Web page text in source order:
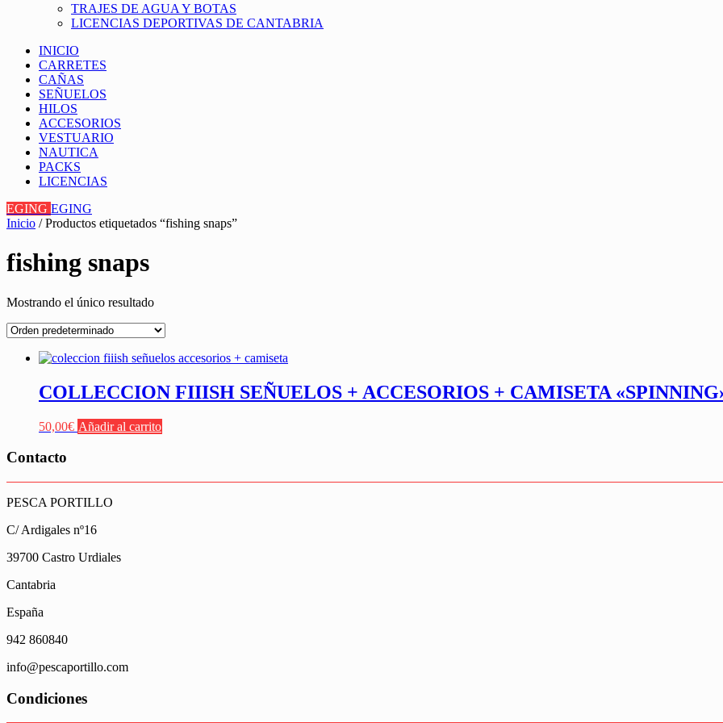
TRAJES DE AGUA Y BOTAS
LICENCIAS DEPORTIVAS DE CANTABRIA
INICIO
CARRETES
CAÑAS
SEÑUELOS
HILOS
ACCESORIOS
VESTUARIO
NAUTICA
PACKS
LICENCIAS
EGING EGING
Inicio / Productos etiquetados “fishing snaps”
fishing snaps
Mostrando el único resultado
COLLECCION FIIISH SEÑUELOS + ACCESORIOS + CAMISETA
50,00€ Añadir al carrito
Contacto
PESCA PORTILLO
C/ Ardigales nº16
39700 Castro Urdiales
Cantabria
España
942 860840
info@pescaportillo.com
Condiciones